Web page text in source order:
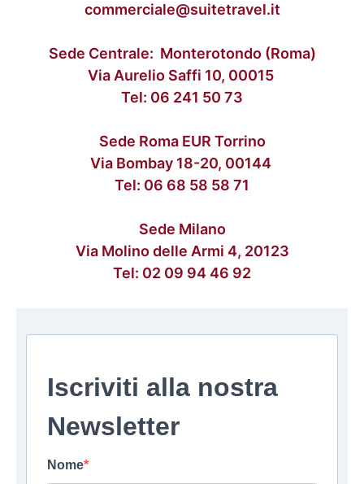
commerciale@suitetravel.it
Sede Centrale: Monterotondo (Roma)
Via Aurelio Saffi 10, 00015
Tel: 06 241 50 73
Sede Roma EUR Torrino
Via Bombay 18-20, 00144
Tel: 06 68 58 58 71
Sede Milano
Via Molino delle Armi 4, 20123
Tel: 02 09 94 46 92
Iscriviti alla nostra
Newsletter
Nome